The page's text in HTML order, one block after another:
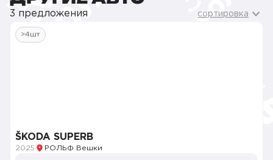
3 предложения сортировка
>4шт
ŠKODA SUPERB
2025 РОЛЬФ Вешки